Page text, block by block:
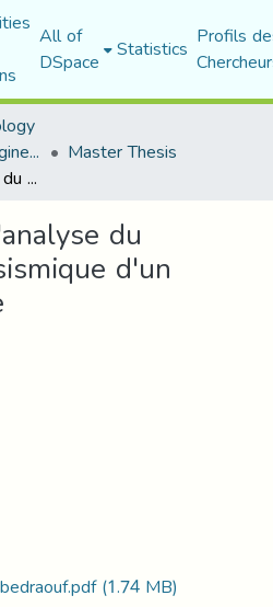
All of
DSpace Statistics Profils
Department of Civil Engineering Master Thesis
Contribution à l'analyse du comportement sismique d'un barrage en terre
du
d'un
(1.74 MB)